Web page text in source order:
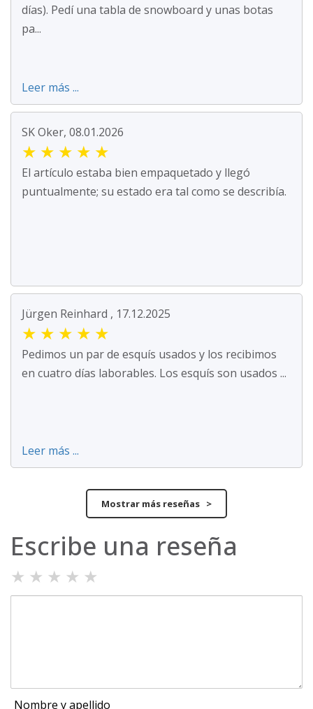
días). Pedí una tabla de snowboard y unas botas
pa...
Leer más ...
SK Oker, 08.01.2026
★ ★ ★ ★ ★
El artículo estaba bien empaquetado y llegó
puntualmente; su estado era tal como se describía.
Jürgen Reinhard , 17.12.2025
★ ★ ★ ★ ★
Pedimos un par de esquís usados y los recibimos
en cuatro días laborables. Los esquís son usados ...
Leer más ...
Mostrar más reseñas >
Escribe una reseña
★ ★ ★ ★ ★
Nombre y apellido